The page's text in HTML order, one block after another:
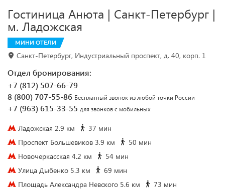
Гостиница Анюта | Санкт-Петербург |
м. Ладожская
МИНИ ОТЕЛИ
Санкт-Петербург, Индустриальный проспект, д. 40, корп. 1
Отдел бронирования:
+7 (812) 507-66-79
8 (800) 707-55-86 Бесплатный звонок из любой точки России
+7 (963) 615-33-55 для звонков с мобильных
Ладожская 2.9 км
37 мин
Проспект Большевиков 3.9 км
50 мин
Новочеркасская 4.2 км
54 мин
Улица Дыбенко 5.3 км
69 мин
Площадь Александра Невского 5.6 км
73 мин